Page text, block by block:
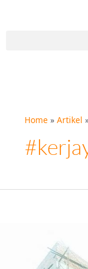
Home Artikel
Transfomasi